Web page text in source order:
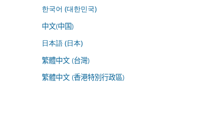
한국어 (대한민국)
中文(中国)
日本語 (日本)
繁體中文 (台灣)
繁體中文 (香港特別行政區)